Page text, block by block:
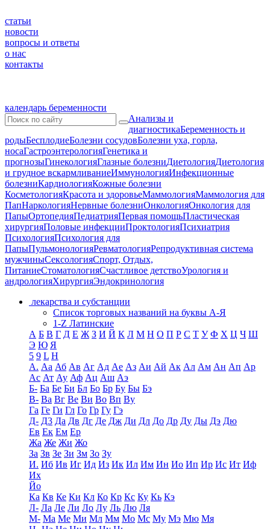
статьи
новости
вопросы и ответы
о нас
контакты
календарь беременности
Анализы и
диагностикаБеременность и
родыБесплодиеБолезни сосудовБолезни уха, горла,
носаГастроэнтерологияГенетика и
прогнозыГинекологияГлазные болезниДиетологияДиетология
и грудное вскармливаниеИммунологияИнфекционные
болезниКардиологияКожные болезни
КосметологияКрасота и здоровьеМаммологияМаммология для
ПапНаркологияНервные болезниОнкологияОнкология для
ПапыОртопедияПедиатрияПервая помощьПластическая
хирургияПоловые инфекцииПроктологияПсихиатрия
ПсихологияПсихология для
ПапыПульмонологияРевматологияРепродуктивная система
мужчиныСексологияСпорт, Отдых,
ПитаниеСтоматологияСчастливое детствоУрология и
андрологияХирургияЭндокринология
лекарства и субстанции
Список торговых названий на буквы А-Я
1-Z Латинские
А Б В Г Д Е Ж З И Й К Л М Н О П Р С Т У Ф Х Ц Ч Ш
Э Ю Я
5 9 L H
А. Аа Аб Ав Аг Ад Ае Аз Аи Ай Ак Ал Ам Ан Ап Ар
Ас Ат Ау Аф Ац Аш Аэ
Б- Ба Бе Би Бл Бо Бр Бу Бы Бэ
В- Ва Вг Ве Ви Во Вп Ву
Га Ге Ги Гл Го Гр Гу Гэ
Д- Д3 Да Дв Дг Де Дж Ди Дл До Др Ду Ды Дэ Дю
Ев Ек Ем Ер
Жа Же Жи Жо
За Зв Зе Зи Зм Зо Зу
И. Иб Ив Иг Ид Из Ик Ил Им Ин Ио Ип Ир Ис Ит Иф
Их
Йо
Ка Кв Ке Ки Кл Ко Кр Кс Ку Кь Кэ
Л- Ла Ле Ли Ло Лу Ль Лю Ля
М- Ма Ме Ми Мл Мм Мо Мс Му Мэ Мю Мя